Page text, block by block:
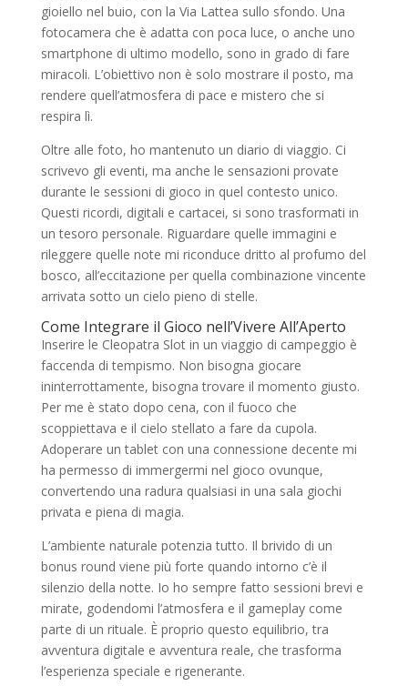
gioiello nel buio, con la Via Lattea sullo sfondo. Una
fotocamera che è adatta con poca luce, o anche uno
smartphone di ultimo modello, sono in grado di fare
miracoli. L’obiettivo non è solo mostrare il posto, ma
rendere quell’atmosfera di pace e mistero che si
respira lì.
Oltre alle foto, ho mantenuto un diario di viaggio. Ci
scrivevo gli eventi, ma anche le sensazioni provate
durante le sessioni di gioco in quel contesto unico.
Questi ricordi, digitali e cartacei, si sono trasformati in
un tesoro personale. Riguardare quelle immagini e
rileggere quelle note mi riconduce dritto al profumo del
bosco, all’eccitazione per quella combinazione vincente
arrivata sotto un cielo pieno di stelle.
Come Integrare il Gioco nell’Vivere All’Aperto
Inserire le Cleopatra Slot in un viaggio di campeggio è
faccenda di tempismo. Non bisogna giocare
ininterrottamente, bisogna trovare il momento giusto.
Per me è stato dopo cena, con il fuoco che
scoppiettava e il cielo stellato a fare da cupola.
Adoperare un tablet con una connessione decente mi
ha permesso di immergermi nel gioco ovunque,
convertendo una radura qualsiasi in una sala giochi
privata e piena di magia.
L’ambiente naturale potenzia tutto. Il brivido di un
bonus round viene più forte quando intorno c’è il
silenzio della notte. Io ho sempre fatto sessioni brevi e
mirate, godendomi l’atmosfera e il gameplay come
parte di un rituale. È proprio questo equilibrio, tra
avventura digitale e avventura reale, che trasforma
l’esperienza speciale e rigenerante.